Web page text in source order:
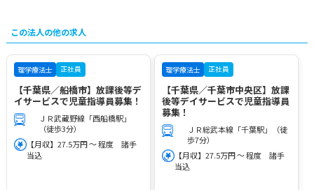
この法人の他の求人
理学療法士 正社員
【千葉県／船橋市】放課後等デ
イサービスで児童指導員募集！
ＪＲ武蔵野線「西船橋駅」
（徒歩3分）
【月収】27.5万円 ～ 程度 諸手
当込
理学療法士 正社員
【千葉県／千葉市中央区】放課
後等デイサービスで児童指導員
募集！
ＪＲ総武本線「千葉駅」（徒
歩7分）
【月収】27.5万円 ～ 程度 諸手
当込